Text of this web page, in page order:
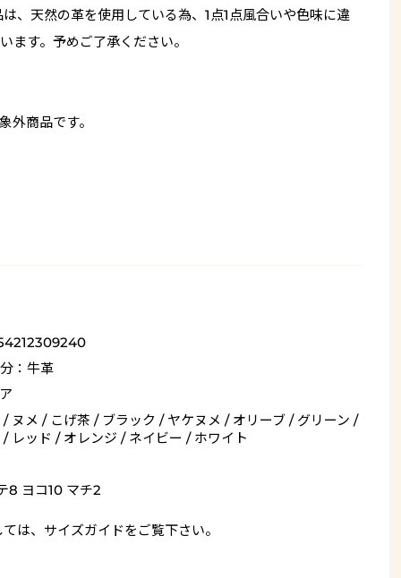
、天然の革を使用している為、1点1点風合いや色味に違
ます。予めご了承ください。
外商品です。
：牛革
/ ヌメ / こげ茶 / ブラック / ヤケヌメ / オリーブ / グリーン /
/ レッド / オレンジ / ネイビー / ホワイト
8 ヨコ10 マチ2
は、 サイズガイドをご覧下さい。